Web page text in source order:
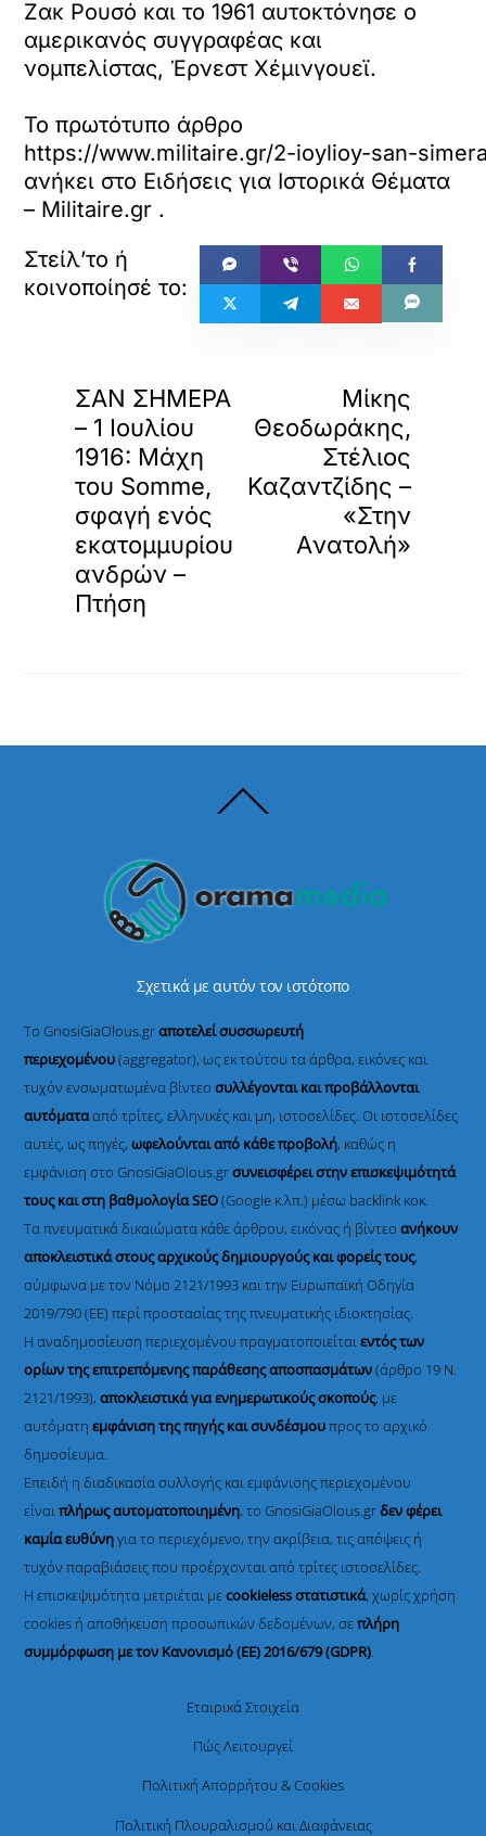
Ζακ Ρουσό και το 1961 αυτοκτόνησε ο
αμερικανός συγγραφέας και
νομπελίστας, Έρνεστ Χέμινγουεϊ.
Το πρωτότυπο άρθρο
https://www.militaire.gr/2-ioylioy-san-
ανήκει στο Ειδήσεις για Ιστορικά Θέματα
– Militaire.gr .
ΣΑΝ ΣΗΜΕΡΑ
– 1 Ιουλίου
1916: Μάχη
του Somme,
σφαγή ενός
εκατομμυρίου
ανδρών –
Πτήση
Μίκης
Θεοδωράκης,
Στέλιος
Καζαντζίδης –
«Στην
Aνατολή»
To
Σχετικά με αυτόν τον ιστότοπο
Το GnosiGiaOlous.grαποτελεί συσσωρευτή
περιεχομένου(aggregator), ως εκ τούτου τα άρθρα, εικόνες και
τυχόν ενσωματωμένα βίντεοσυλλέγονται και προβάλλονται
αυτόματααπό τρίτες, ελληνικές και μη, ιστοσελίδες. Οι ιστοσελίδες
αυτές, ως πηγές,ωφελούνται από κάθε προβολή, καθώς η
εμφάνιση στο GnosiGiaOlous.grσυνεισφέρει στην επισκεψιμότητά
τους και στη βαθμολογία SEO(Google κ.λπ.) μέσω backlink κοκ.
Τα πνευματικά δικαιώματα κάθε άρθρου, εικόνας ή βίντεοανήκουν
αποκλειστικά στους αρχικούς δημιουργούς και φορείς τους,
σύμφωνα με τον Νόμο 2121/1993 και την Ευρωπαϊκή Οδηγία
2019/790 (ΕΕ) περί προστασίας της πνευματικής ιδιοκτησίας.
Η αναδημοσίευση περιεχομένου πραγματοποιείταιεντός των
ορίων της επιτρεπόμενης παράθεσης αποσπασμάτων(άρθρο 19 Ν.
2121/1993), αποκλειστικά για ενημερωτικούς σκοπούς, με
αυτόματηεμφάνιση της πηγής και συνδέσμουπρος το αρχικό
δημοσίευμα.
Επειδή η διαδικασία συλλογής και εμφάνισης περιεχομένου
είναιπλήρως αυτοματοποιημένη, το GnosiGiaOlous.grδεν φέρει
καμία ευθύνηγια το περιεχόμενο, την ακρίβεια, τις απόψεις ή
τυχόν παραβιάσεις που προέρχονται από τρίτες ιστοσελίδες.
Η επισκεψιμότητα μετριέται μεcookieless στατιστικά, χωρίς χρήση
cookies ή αποθήκευση προσωπικών δεδομένων, σεπλήρη
συμμόρφωση με τον Κανονισμό (ΕΕ) 2016/679 (GDPR).
Εταιρικά Στοιχεία
Πώς Λειτουργεί
Πολιτική Απορρήτου & Cookies
Πολιτική Πλουραλισμού και Διαφάνειας